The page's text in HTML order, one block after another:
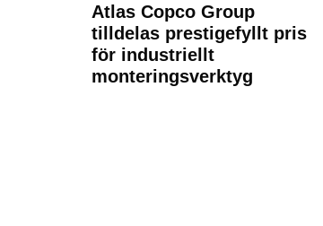
Atlas Copco Group
tilldelas prestigefyllt pris
för industriellt
monteringsverktyg